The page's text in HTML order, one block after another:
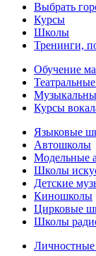
Выбрать
Курсы
Школы
Тренинги,
Обучение
Курсы
Языковые
Автошколы
Модельные
Школы
Детские
Киношколы
Цирковые
Школы
Личностные